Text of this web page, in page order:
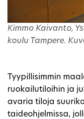
Kimmo Kaivanto,
koulu Tampere.
Tyypillisimmin
ruokailutiloihin ja
avaria tiloja
taideohjelmissa,